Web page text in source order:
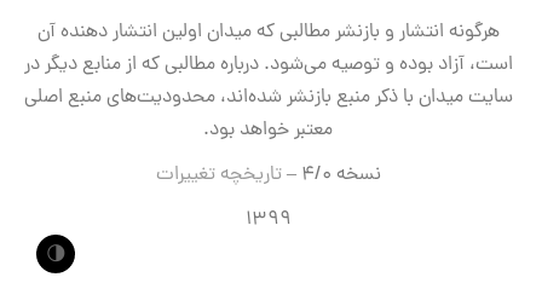
هرگونه انتشار و بازنشر مطالبی که میدان اولین انتشار دهنده آن
است، آزاد بوده و توصیه می‌شود. درباره مطالبی که از منابع دیگر در
سایت میدان با ذکر منبع بازنشر شده‌اند، محدودیت‌های منبع اصلی
معتبر خواهد بود.
نسخه ۴/۰ –
تاریخچه تغییرات
۱۳۹۹
🌗